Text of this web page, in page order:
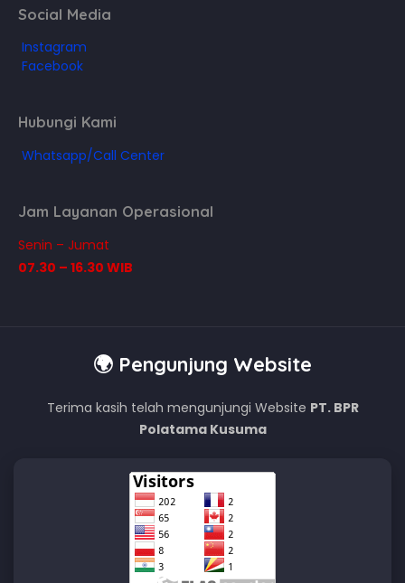
Social Media
Instagram
Facebook
Hubungi Kami
Whatsapp/Call Center
Jam Layanan Operasional
Senin – Jumat
07.30 – 16.30 WIB
🌍 Pengunjung Website
Terima kasih telah mengunjungi Website PT. BPR
Polatama Kusuma